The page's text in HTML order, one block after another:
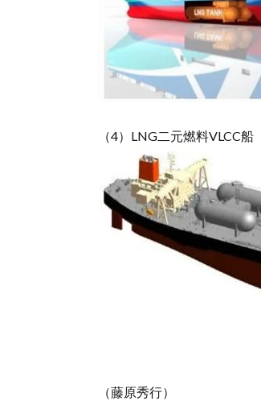
（4）LNG二元燃料VLCC船
（藤原秀行）